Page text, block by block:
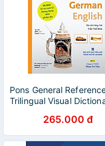
Pons General
Trilingual Visual
265.000 đ